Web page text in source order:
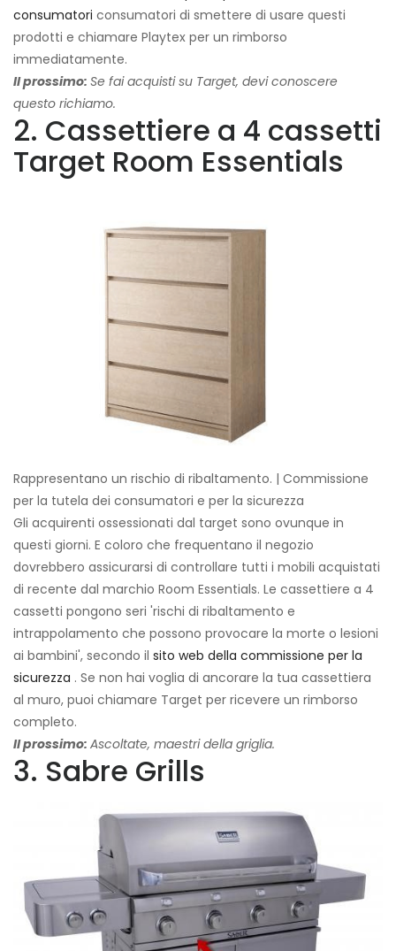
consumatori consumatori di smettere di usare questi
prodotti e chiamare Playtex per un rimborso
immediatamente.
Il prossimo: Se fai acquisti su Target, devi conoscere
questo richiamo.
2. Cassettiere a 4 cassetti
Target Room Essentials
Rappresentano un rischio di ribaltamento. | Commissione
per la tutela dei consumatori e per la sicurezza
Gli acquirenti ossessionati dal target sono ovunque in
questi giorni. E coloro che frequentano il negozio
dovrebbero assicurarsi di controllare tutti i mobili acquistati
di recente dal marchio Room Essentials. Le cassettiere a 4
cassetti pongono seri 'rischi di ribaltamento e
intrappolamento che possono provocare la morte o lesioni
ai bambini', secondo il sito web della commissione per la
sicurezza . Se non hai voglia di ancorare la tua cassettiera
al muro, puoi chiamare Target per ricevere un rimborso
completo.
Il prossimo: Ascoltate, maestri della griglia.
3. Sabre Grills